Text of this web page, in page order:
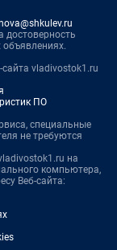
достоверность
vladivostok1.ru
ПО
специальные
не требуются
на
компьютера,
Веб-сайта: